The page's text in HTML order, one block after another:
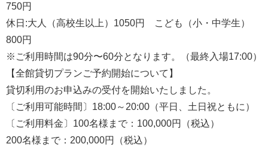
750円
休日:大人（高校生以上）1050円 こども（小・中学生）
800円
※ご利用時間は90分〜60分となります。（最終入場17:00）
【全館貸切プランご予約開始について】
貸切利用のお申込みの受付を開始いたしました。
〔ご利用可能時間〕18:00～20:00（平日、土日祝ともに）
〔ご利用料金〕100名様まで：100,000円（税込）
200名様まで：200,000円（税込）